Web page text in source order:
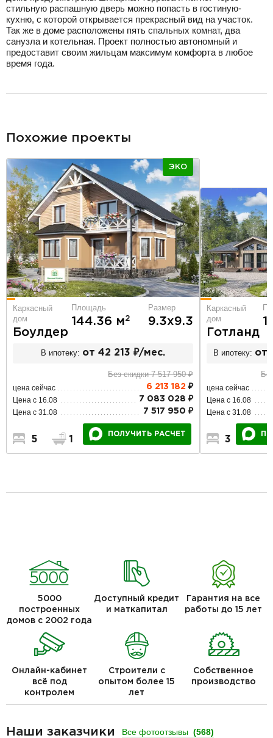
стильную распашную дверь можно попасть в гостиную-
кухню, с которой открывается прекрасный вид на участок.
Так же в доме расположены пять спальных комнат, два
санузла и котельная. Проект полностью автономный и
предоставит своим жильцам максимум комфорта в любое
время года.
Похожие проекты
ЭКО
Каркасный
дом
Боулдер
Площадь
144.36 м2
Размер
9.3х9.3
В ипотеку: от 42 213 ₽/мес.
Без скидки 7 517 950 ₽
цена сейчас 6 213 182 ₽
Цена с 16.08 7 083 028 ₽
Цена с 31.08 7 517 950 ₽
5 1
ПОЛУЧИТЬ РАСЧЕТ
Каркасный
дом
Готланд
В ипотеку: от
цена сейчас
Цена с 16.08
Цена с 31.08
3
5000
построенных
домов с 2002 года
Доступный кредит
и маткапитал
Гарантия на все
работы до 15 лет
Онлайн-кабинет
всё под
контролем
Строители с
опытом более 15
лет
Собственное
производство
Наши заказчики Все фотоотзывы (568)